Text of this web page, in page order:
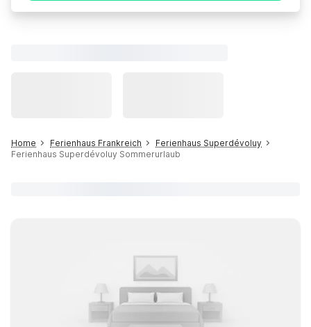
Home Ferienhaus Frankreich
Ferienhaus Superdévoluy
Ferienhaus Superdévoluy Sommerurlaub